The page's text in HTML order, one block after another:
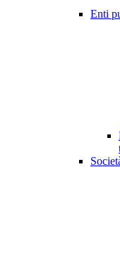
Enti